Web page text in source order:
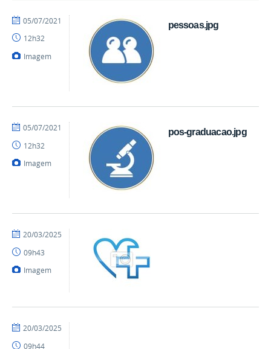
pessoas.jpg
por
publicado
05/07/2021
12h32
Imagem
pos-graduacao.jpg
por
publicado
05/07/2021
12h32
Imagem
por
-
CCE
publicado
20/03/2025
09h43
Imagem
por
publicado
20/03/2025
09h44